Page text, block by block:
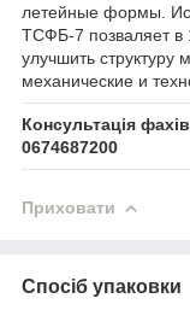
летейные формы.
ТСФБ-7 позваляет в
улучшить
механические и
Консультація
0674687200
Приховати
Спосіб упаковки